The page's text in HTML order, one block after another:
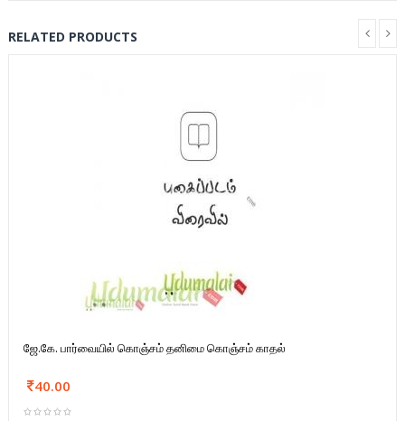
RELATED PRODUCTS
ஜே.கே. பார்வையில் கொஞ்சம் தனிமை கொஞ்சம் காதல்
40.00